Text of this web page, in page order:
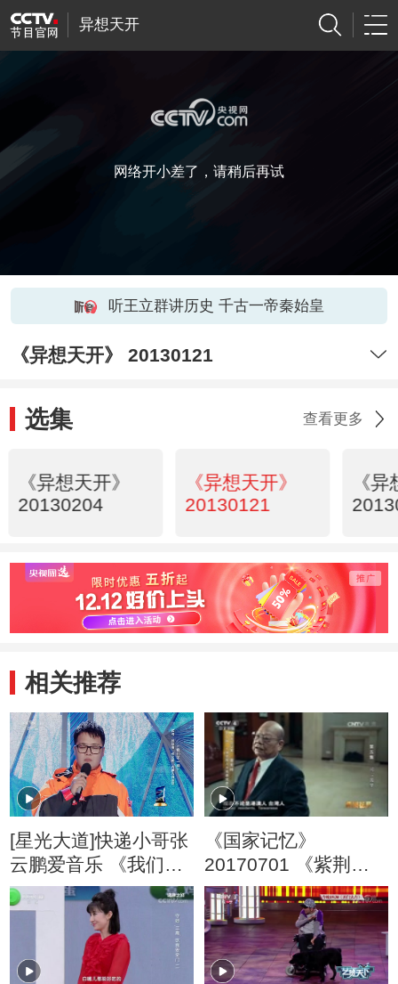
异想天开
网络开小差了，请稍后再试
听王立群讲历史 千古一帝秦始皇
《异想天开》 20130121
选集 查看更多
《异想天开》
20130204
《异想天开》
20130121
《
相关推荐
[星光大道]快递小哥张
云鹏爱音乐 《我们不
一样》唱出心声
《国家记忆》
20170701 《紫荆花
开》系列 第五集 同心
圆梦